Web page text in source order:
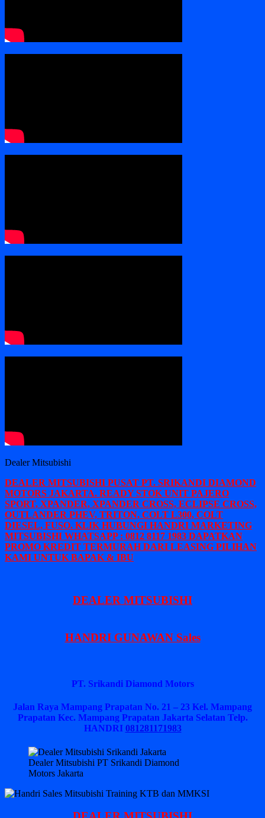
Dealer Mitsubishi
DEALER MITSUBISHI PUSAT PT. SRIKANDI DIAMOND
MOTORS JAKARTA. READY STOK UNIT PAJERO
SPORT, XPANDER, XPANDER CROSS, ECLIPSE CROSS,
OUTLANDER PHEV, TRITON, COLT L300, COLT
DIESEL, FUSO. KLIK HUBUNGI HANDRI MARKETING
MITSUBISHI WHATSAPP : 0812 8117 1983 DAPATKAN
PROMO KREDIT TERMURAH DARI LEASING PILIHAN
KAMI UNTUK BAPAK & IBU
DEALER MITSUBISHI
HANDRI GUNAWAN Sales
PT. Srikandi Diamond Motors
Jalan Raya Mampang Prapatan No. 21 – 23 Kel. Mampang
Prapatan Kec. Mampang Prapatan Jakarta Selatan Telp.
HANDRI 081281171983
Dealer Mitsubishi PT Srikandi Diamond
Motors Jakarta